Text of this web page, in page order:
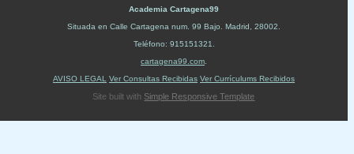
Academia Cartagena99
Situada en Calle Cartagena num. 99 Bajo Madrid 28002
Teléfono: 915151321
cartagena99.com
AVISO LEGAL
Ver Consultas Recibidas Ver Currículums Recibidos
Site built with Simple Responsive Template